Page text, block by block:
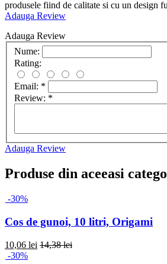
produsele fiind de calitate si cu un design
Adauga Review
Adauga Review
Nume:
Rating:
Email: *
Review: *
Adauga Review
Produse din aceeasi
-30%
Cos de gunoi, 10 litri, Origami
10,06 lei 14,38 lei
-30%